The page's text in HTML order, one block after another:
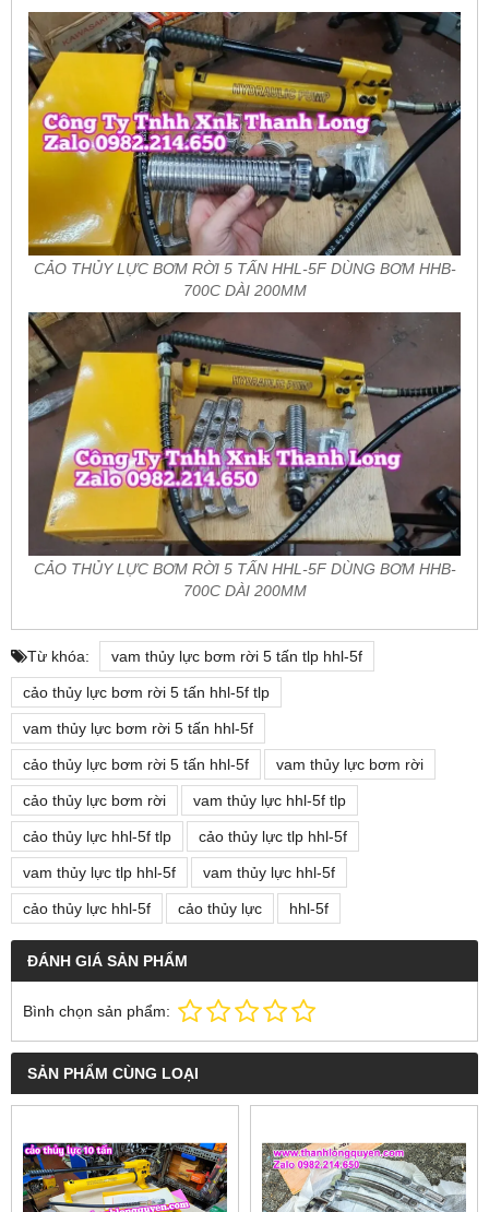
CẢO THỦY LỰC BƠM RỜI 5 TẤN HHL-5F DÙNG BƠM HHB-
700C DÀI 200MM
CẢO THỦY LỰC BƠM RỜI 5 TẤN HHL-5F DÙNG BƠM HHB-
700C DÀI 200MM
Từ khóa: vam thủy lực bơm rời 5 tấn tlp hhl-5f
cảo thủy lực bơm rời 5 tấn hhl-5f tlp
vam thủy lực bơm rời 5 tấn hhl-5f
cảo thủy lực bơm rời 5 tấn hhl-5f vam thủy lực bơm rời
cảo thủy lực bơm rời vam thủy lực hhl-5f tlp
cảo thủy lực hhl-5f tlp cảo thủy lực tlp hhl-5f
vam thủy lực tlp hhl-5f vam thủy lực hhl-5f
cảo thủy lực hhl-5f cảo thủy lực hhl-5f
ĐÁNH GIÁ SẢN PHẨM
Bình chọn sản phẩm:
SẢN PHẨM CÙNG LOẠI